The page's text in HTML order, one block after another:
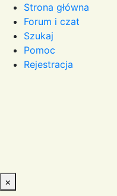
Strona główna
Forum i czat
Szukaj
Pomoc
Rejestracja
×